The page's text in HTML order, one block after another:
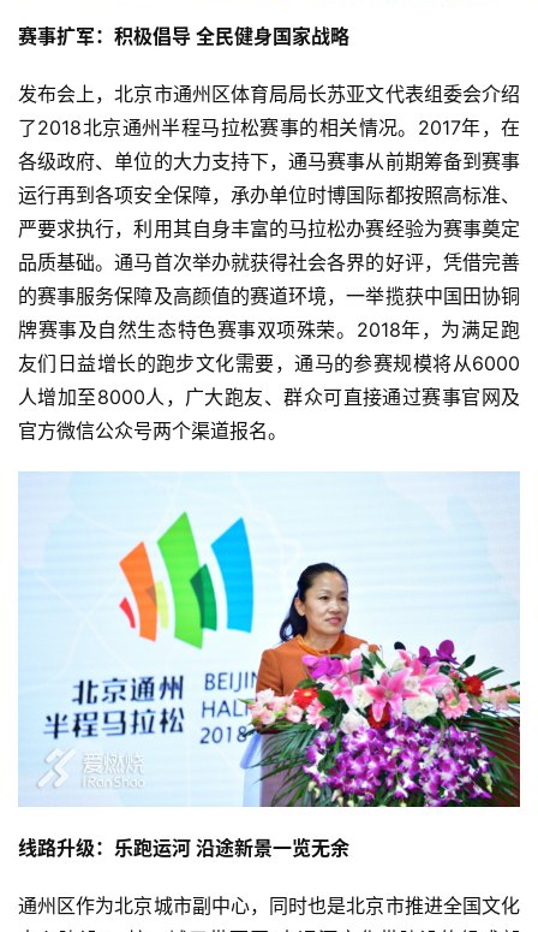
赛事扩军：积极倡导 全民健身国家战略
发布会上，北京市通州区体育局局长苏亚文代表组委会介绍
了2018北京通州半程马拉松赛事的相关情况。2017年，在
各级政府、单位的大力支持下，通马赛事从前期筹备到赛事
运行再到各项安全保障，承办单位时博国际都按照高标准、
严要求执行，利用其自身丰富的马拉松办赛经验为赛事奠定
品质基础。通马首次举办就获得社会各界的好评，凭借完善
的赛事服务保障及高颜值的赛道环境，一举揽获中国田协铜
牌赛事及自然生态特色赛事双项殊荣。2018年，为满足跑
友们日益增长的跑步文化需要，通马的参赛规模将从6000
人增加至8000人，广大跑友、群众可直接通过赛事官网及
官方微信公众号两个渠道报名。
线路升级：乐跑运河 沿途新景一览无余
通州区作为北京城市副中心，同时也是北京市推进全国文化